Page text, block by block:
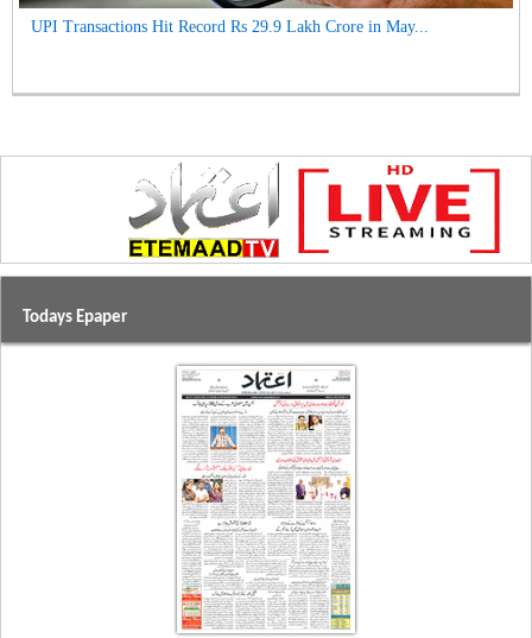
UPI Transactions Hit Record Rs 29.9 Lakh Crore in May...
Todays Epaper